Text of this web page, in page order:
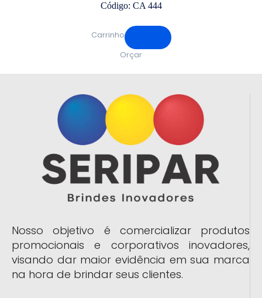
Código: CA 444
Carrinho
Orçar
Nosso objetivo é comercializar produtos
promocionais e corporativos inovadores,
visando dar maior evidência em sua marca
na hora de brindar seus clientes.